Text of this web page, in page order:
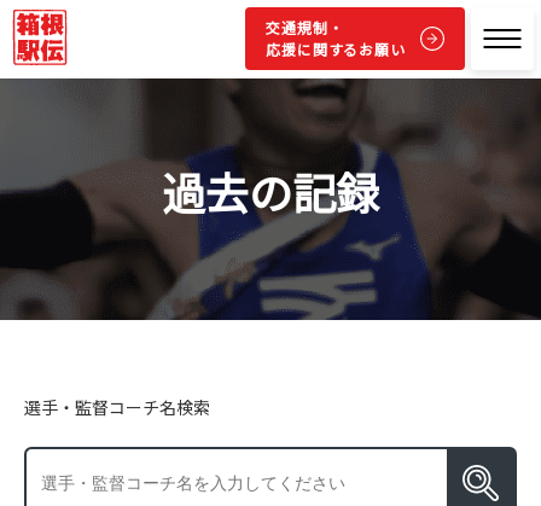
交通規制・
応援に関するお願い
過去の記録
選手・監督コーチ名検索